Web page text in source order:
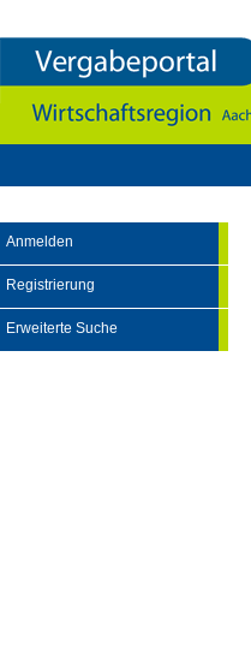
Aachen
Dï¿½ren
Heinsberg
Anmelden
Registrierung
Erweiterte Suche